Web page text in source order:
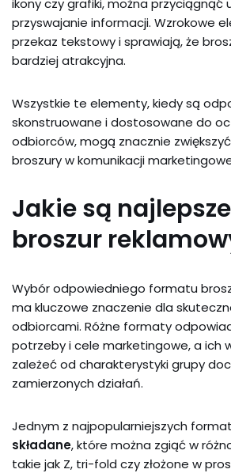
przyswajanie informacji. Wzrokowe
przekaz tekstowy i sprawiają, że
bardziej atrakcyjna.
Wszystkie te elementy, kiedy są
skonstruowane i dostosowane do
odbiorców, mogą znacznie
broszury w komunikacji
Jakie są
broszur
Wybór odpowiedniego formatu
ma kluczowe znaczenie dla
odbiorcami. Różne formaty
potrzeby i cele marketingowe, a ich
zależeć od charakterystyki grupy
zamierzonych działań.
Jednym z najpopularniejszych
składane, które można zgiąć w
takie jak Z, tri-fold czy złożone w